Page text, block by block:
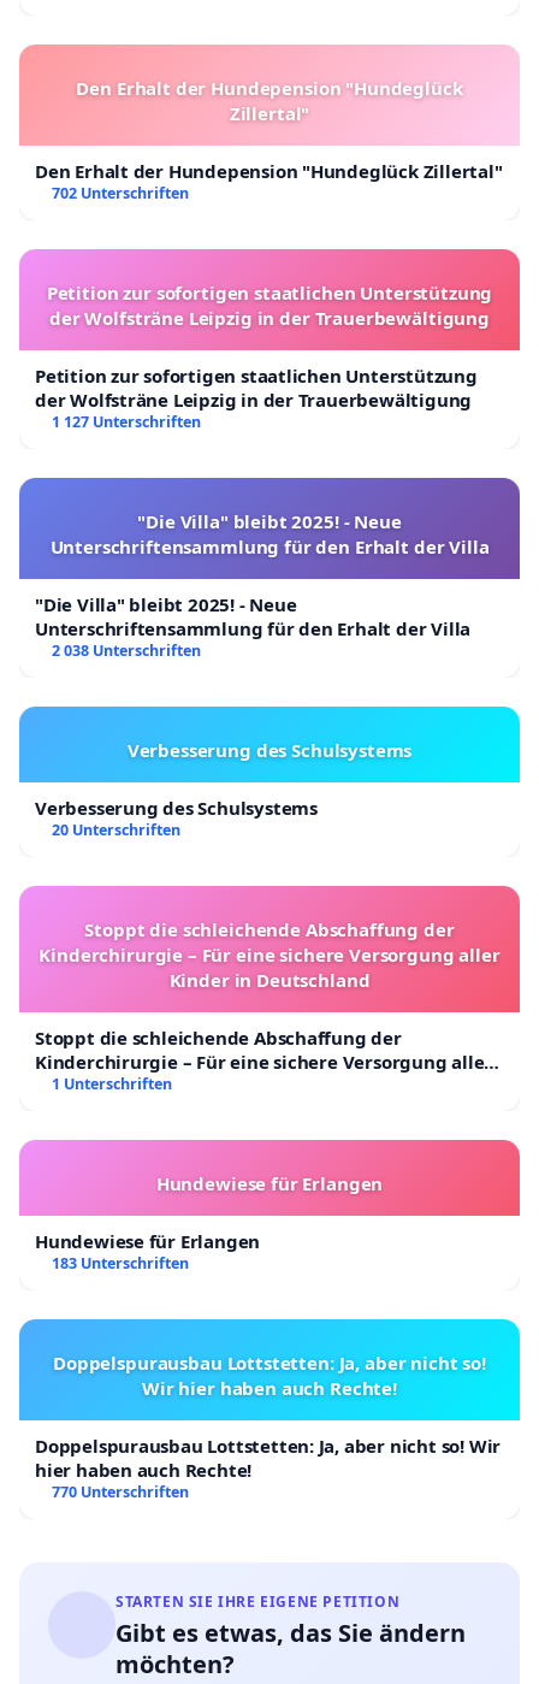
Den Erhalt der Hundepension "Hundeglück
Zillertal"
Den Erhalt der Hundepension "Hundeglück Zillertal"
702 Unterschriften
Petition zur sofortigen staatlichen Unterstützung
der Wolfsträne Leipzig in der Trauerbewältigung
Petition zur sofortigen staatlichen Unterstützung
der Wolfsträne Leipzig in der Trauerbewältigung
1 127 Unterschriften
"Die Villa" bleibt 2025! - Neue
Unterschriftensammlung für den Erhalt der Villa
"Die Villa" bleibt 2025! - Neue
Unterschriftensammlung für den Erhalt der Villa
2 038 Unterschriften
Verbesserung des Schulsystems
Verbesserung des Schulsystems
20 Unterschriften
Stoppt die schleichende Abschaffung der
Kinderchirurgie – Für eine sichere Versorgung aller
Kinder in Deutschland
Stoppt die schleichende Abschaffung der
Kinderchirurgie – Für eine sichere Versorgung aller
Kinder in Deutschland
1 Unterschriften
Hundewiese für Erlangen
Hundewiese für Erlangen
183 Unterschriften
Doppelspurausbau Lottstetten: Ja, aber nicht so!
Wir hier haben auch Rechte!
Doppelspurausbau Lottstetten: Ja, aber nicht so! Wir
hier haben auch Rechte!
770 Unterschriften
STARTEN SIE IHRE EIGENE PETITION
Gibt es etwas, das Sie ändern
möchten?